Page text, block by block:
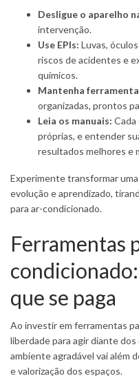
Desligue o aparelho
intervenção.
Use EPIs: Luvas,
riscos de acidentes e
químicos.
Mantenha
organizadas, prontos
Leia os manuais:
próprias, e entender
resultados melhores e
Experimente transformar
evolução e aprendizado,
para ar-condicionado.
Ferramentas
que se paga
Ao investir em ferramentas
liberdade para agir diante
ambiente agradável vai além
e valorização dos espaços.